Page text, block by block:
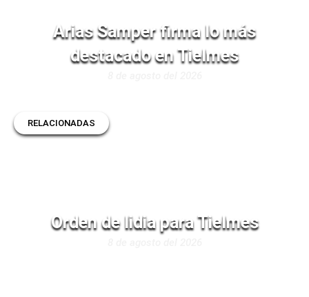
Arias Samper firma lo más
destacado en Tielmes
RELACIONADAS
Orden de lidia para Tielmes